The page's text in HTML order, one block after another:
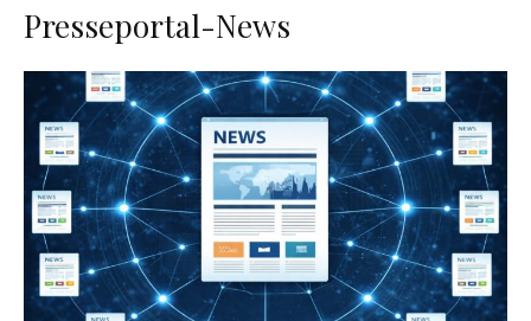
Presseportal-News